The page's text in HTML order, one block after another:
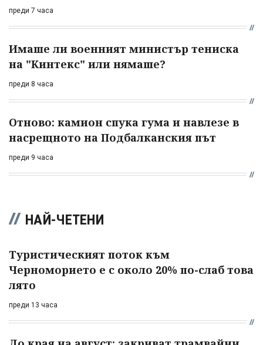
преди 7 часа
Имаше ли военният министър тениска
на "Кинтекс" или нямаше?
преди 8 часа
Отново: камион спука гума и навлезе в
насрещното на Подбалканския път
преди 9 часа
НАЙ-ЧЕТЕНИ
Туристическият поток към
Черноморието е с около 20% по-слаб това
лято
преди 13 часа